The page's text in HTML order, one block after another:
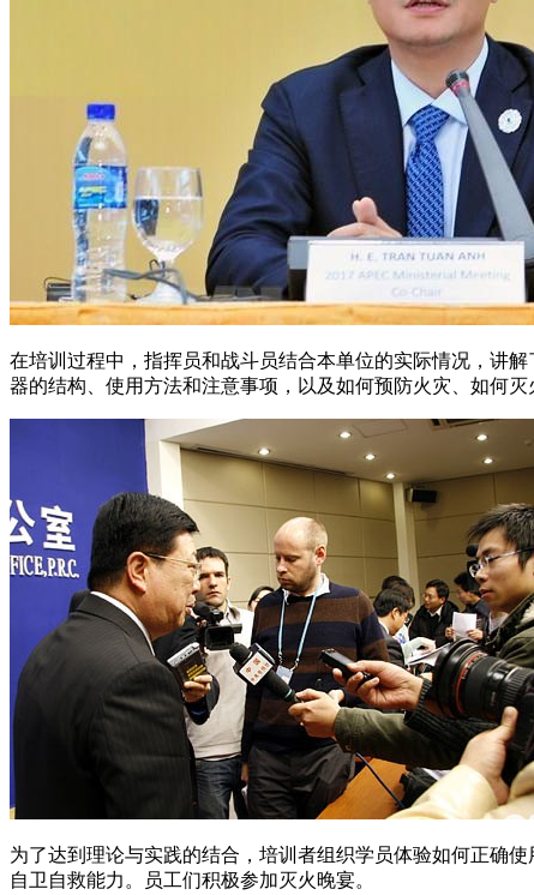
在培训过程中，指挥员和战斗员结合本单位的实际情况，讲
器的结构、使用方法和注意事项，以及如何预防火灾、如何灭
为了达到理论与实践的结合，培训者组织学员体验如何正确
自卫自救能力。员工们积极参加灭火晚宴。